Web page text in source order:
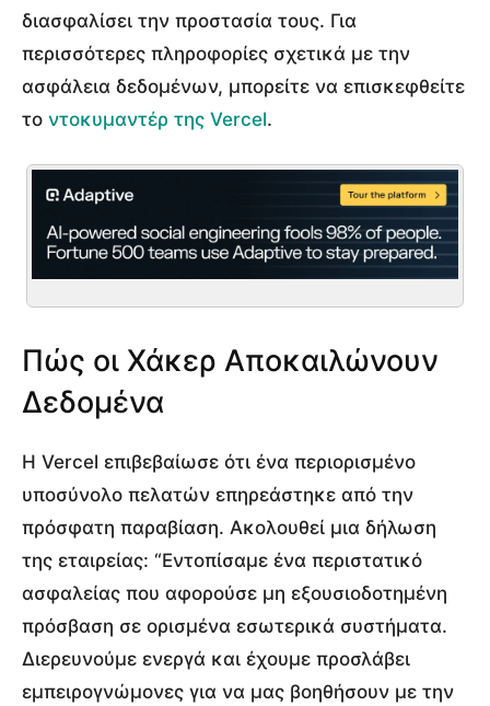
διασφαλίσει την προστασία τους. Για
περισσότερες πληροφορίες σχετικά με την
ασφάλεια δεδομένων, μπορείτε να επισκεφθείτε
το ντοκυμαντέρ της Vercel.
Πώς οι Χάκερ Αποκαιλώνουν
Δεδομένα
Η Vercel επιβεβαίωσε ότι ένα περιορισμένο
υποσύνολο πελατών επηρεάστηκε από την
πρόσφατη παραβίαση. Ακολουθεί μια δήλωση
της εταιρείας: “Εντοπίσαμε ένα περιστατικό
ασφαλείας που αφορούσε μη εξουσιοδοτημένη
πρόσβαση σε ορισμένα εσωτερικά συστήματα.
Διερευνούμε ενεργά και έχουμε προσλάβει
εμπειρογνώμονες για να μας βοηθήσουν με την